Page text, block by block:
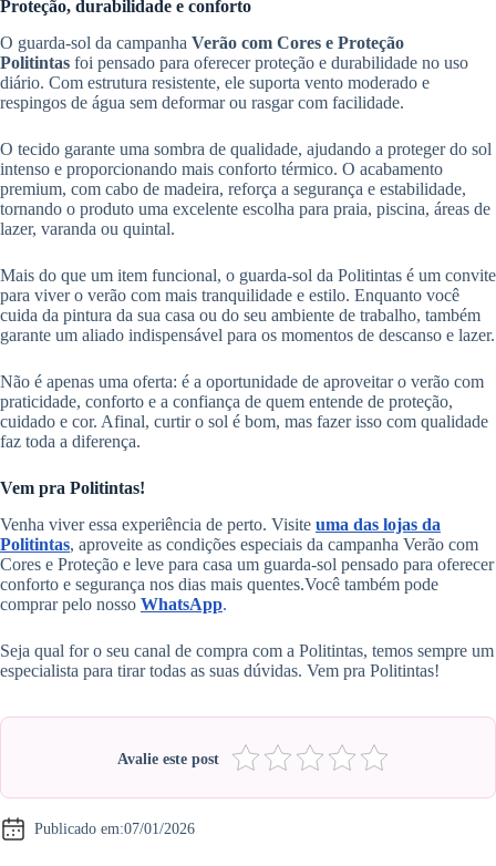
Proteção, durabilidade e conforto
O guarda-sol da campanha Verão com Cores e Proteção
Politintas foi pensado para oferecer proteção e durabilidade no uso
diário. Com estrutura resistente, ele suporta vento moderado e
respingos de água sem deformar ou rasgar com facilidade.
O tecido garante uma sombra de qualidade, ajudando a proteger do sol
intenso e proporcionando mais conforto térmico. O acabamento
premium, com cabo de madeira, reforça a segurança e estabilidade,
tornando o produto uma excelente escolha para praia, piscina, áreas de
lazer, varanda ou quintal.
Mais do que um item funcional, o guarda-sol da Politintas é um convite
para viver o verão com mais tranquilidade e estilo. Enquanto você
cuida da pintura da sua casa ou do seu ambiente de trabalho, também
garante um aliado indispensável para os momentos de descanso e lazer.
Não é apenas uma oferta: é a oportunidade de aproveitar o verão com
praticidade, conforto e a confiança de quem entende de proteção,
cuidado e cor. Afinal, curtir o sol é bom, mas fazer isso com qualidade
faz toda a diferença.
Vem pra Politintas!
Venha viver essa experiência de perto. Visite uma das lojas da
Politintas, aproveite as condições especiais da campanha Verão com
Cores e Proteção e leve para casa um guarda-sol pensado para oferecer
conforto e segurança nos dias mais quentes.Você também pode
comprar pelo nosso WhatsApp.
Seja qual for o seu canal de compra com a Politintas, temos sempre um
especialista para tirar todas as suas dúvidas. Vem pra Politintas!
Avalie este post
Publicado em:07/01/2026